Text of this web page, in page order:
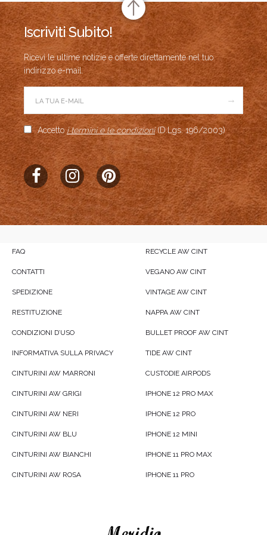
Iscriviti Subito!
Ricevi le ultime notizie e offerte direttamente nel tuo
indirizzo e-mail.
→
Accetto i termini e le condizioni(D.Lgs. 196/2003)
FAQ
CONTATTI
SPEDIZIONE
RESTITUZIONE
CONDIZIONI D’USO
INFORMATIVA SULLA PRIVACY
CINTURINI AW MARRONI
CINTURINI AW GRIGI
CINTURINI AW NERI
CINTURINI AW BLU
CINTURINI AW BIANCHI
CINTURINI AW ROSA
RECYCLE AW CINT
VEGANO AW CINT
VINTAGE AW CINT
NAPPA AW CINT
BULLET PROOF AW CINT
TIDE AW CINT
CUSTODIE AIRPODS
IPHONE 12 PRO MAX
IPHONE 12 PRO
IPHONE 12 MINI
IPHONE 11 PRO MAX
IPHONE 11 PRO